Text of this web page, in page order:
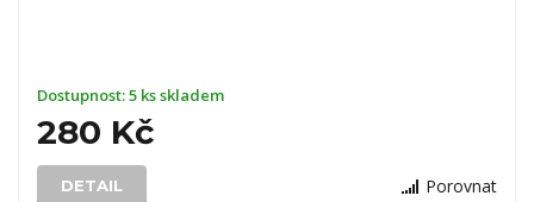
Dostupnost:5 ks skladem
280 Kč
DETAIL Porovnat